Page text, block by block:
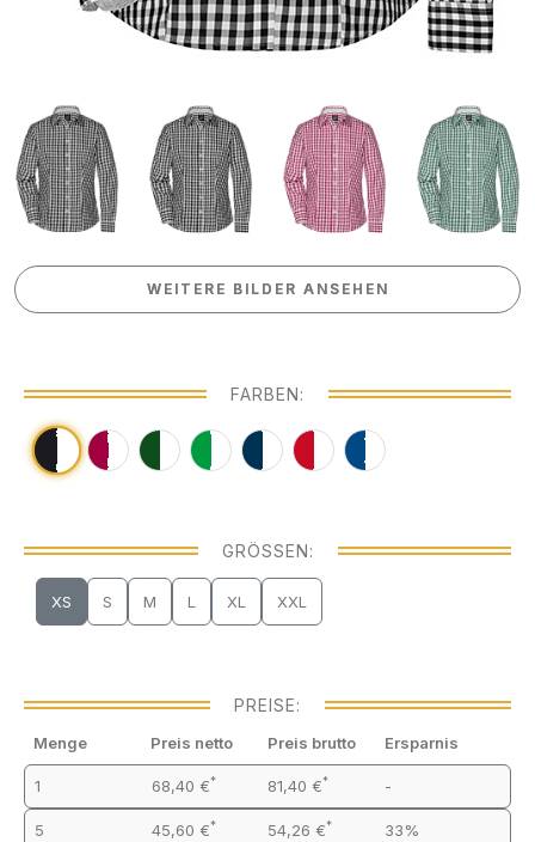
WEITERE BILDER ANSEHEN
WEITERE BILDER ANSEHEN
FARBEN:
GRÖSSEN:
XS S M L XL XXL
PREISE:
Menge Preis netto Preis brutto Ersparnis
1 68,40 €* 81,40 €* -
5 45,60 €* 54,26 €* 33%